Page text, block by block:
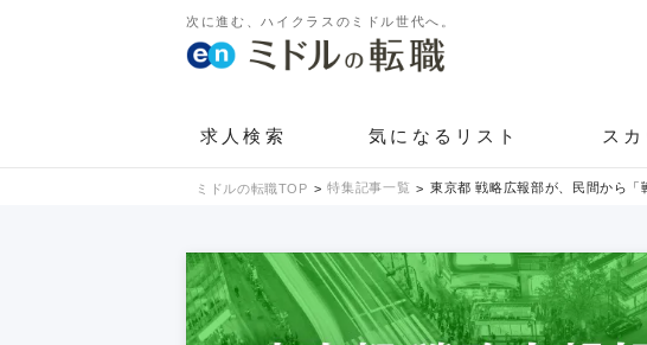
次に進む、ハイクラスのミドル世代へ。
求人検索 気になるリスト スカ
ミドルの転職TOP 特集記事一覧 東京都 戦略広報部が、民間から「